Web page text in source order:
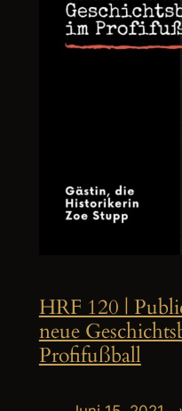
HRF 120 |
neue
Profifußball